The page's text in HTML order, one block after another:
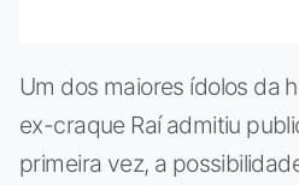
Um dos maiores ídolos da
ex-craque Raí admitiu
primeira vez, a